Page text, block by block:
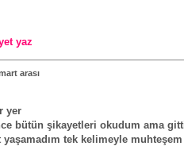
yaz
arası
yer
bütün şikayetleri okudum ama
yaşamadım tek kelimeyle